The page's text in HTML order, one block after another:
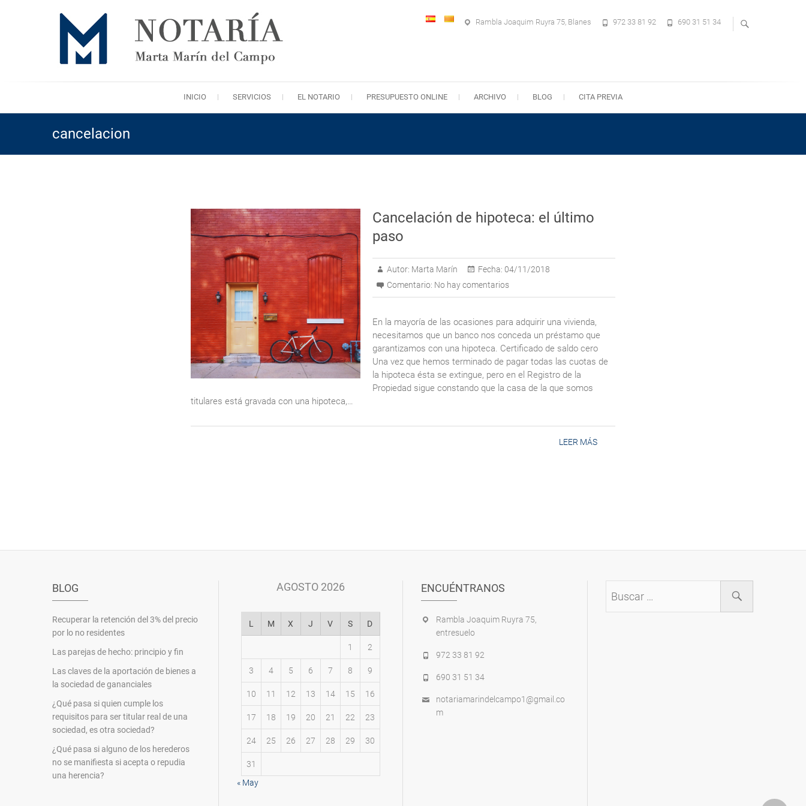
Rambla Joaquim Ruyra 75, Blanes 972 33 81 92 690 31 51 34
INICIO SERVICIOS EL NOTARIO PRESUPUESTO ONLINE ARCHIVO BLOG CITA PREVIA
cancelacion
Cancelación de hipoteca: el último
paso
Autor: Marta Marín Fecha: 04/11/2018
Comentario: No hay comentarios
En la mayoría de las ocasiones para adquirir una vivienda,
necesitamos que un banco nos conceda un préstamo que
garantizamos con una hipoteca. Certificado de saldo cero
Una vez que hemos terminado de pagar todas las cuotas de
la hipoteca ésta se extingue, pero en el Registro de la
Propiedad sigue constando que la casa de la que somos
titulares está gravada con una hipoteca,…
LEER MÁS
BLOG
Recuperar la retención del 3% del precio
por lo no residentes
Las parejas de hecho: principio y fin
Las claves de la aportación de bienes a
la sociedad de gananciales
¿Qué pasa si quien cumple los
requisitos para ser titular real de una
sociedad, es otra sociedad?
¿Qué pasa si alguno de los herederos
no se manifiesta si acepta o repudia
una herencia?
AGOSTO 2026
L M X J V S D
1 2
3 4 5 6 7 8 9
10 11 12 13 14 15 16
17 18 19 20 21 22 23
24 25 26 27 28 29 30
31
« May
ENCUÉNTRANOS
Rambla Joaquim Ruyra 75,
entresuelo
972 33 81 92
690 31 51 34
notariamarindelcampo1@gmail.co
m